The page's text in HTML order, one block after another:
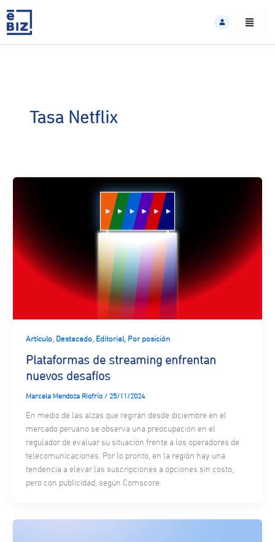
content
Tasa Netflix
Artículo, Destacado, Editorial, Por posición
Plataformas de streaming enfrentan
nuevos desafíos
Marcela Mendoza Riofrío / 25/11/2024
En medio de las alzas que regirán desde diciembre en el
mercado peruano se observa una preocupación en el
regulador de evaluar su situación frente a los operadores de
telecomunicaciones. Por lo pronto, en la región hay una
tendencia a elevar las suscripciones a opciones sin costo,
pero con publicidad, según Comscore.